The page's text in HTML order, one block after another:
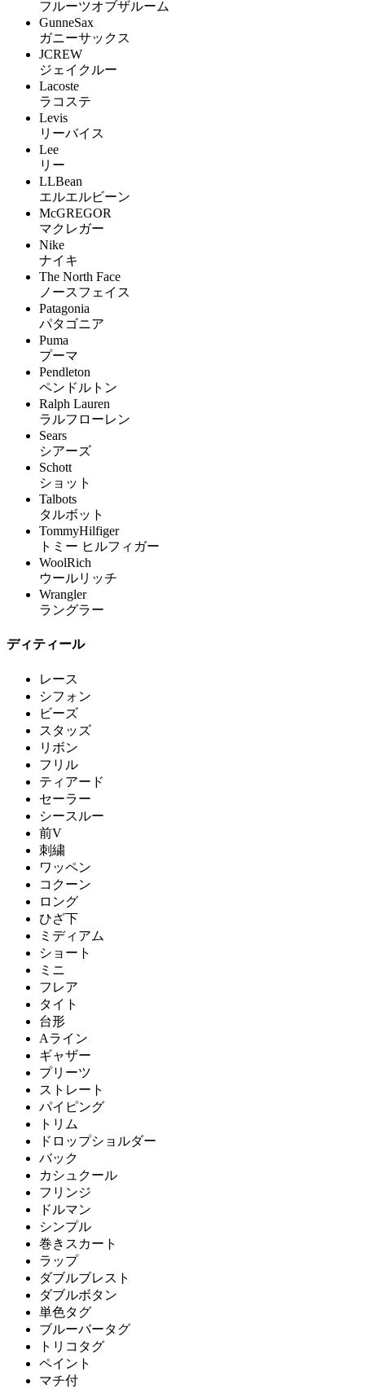
フルーツオブザルーム
GunneSax
ガニーサックス
JCREW
ジェイクルー
Lacoste
ラコステ
Levis
リーバイス
Lee
リー
LLBean
エルエルビーン
McGREGOR
マクレガー
Nike
ナイキ
The North Face
ノースフェイス
Patagonia
パタゴニア
Puma
プーマ
Pendleton
ペンドルトン
Ralph Lauren
ラルフローレン
Sears
シアーズ
Schott
ショット
Talbots
タルボット
TommyHilfiger
トミー ヒルフィガー
WoolRich
ウールリッチ
Wrangler
ラングラー
ディティール
レース
シフォン
ビーズ
スタッズ
リボン
フリル
ティアード
セーラー
シースルー
前V
刺繍
ワッペン
コクーン
ロング
ひざ下
ミディアム
ショート
ミニ
フレア
タイト
台形
Aライン
ギャザー
プリーツ
ストレート
パイピング
トリム
ドロップショルダー
バック
カシュクール
フリンジ
ドルマン
シンプル
巻きスカート
ラップ
ダブルブレスト
ダブルボタン
単色タグ
ブルーバータグ
トリコタグ
ペイント
マチ付